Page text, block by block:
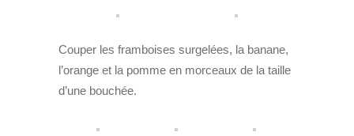
Couper les framboises surgelées, la banane,
l’orange et la pomme en morceaux de la taille
d’une bouchée.